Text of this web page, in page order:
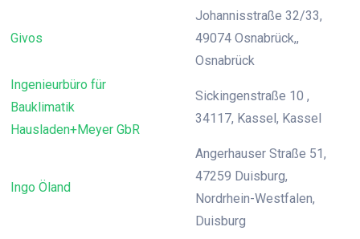
Givos
Johannisstraße 32/33,
49074 Osnabrück,,
Osnabrück
Ingenieurbüro für
Bauklimatik
Hausladen+Meyer GbR
Sickingenstraße 10 ,
34117, Kassel, Kassel
Ingo Öland
Angerhauser Straße 51,
47259 Duisburg,
Nordrhein-Westfalen,
Duisburg